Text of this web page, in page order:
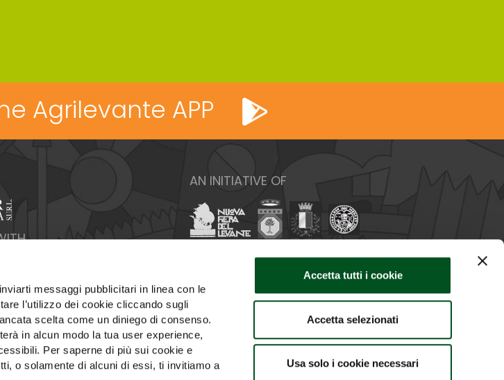
messaggi pubblicitari in linea con le
l’utilizzo dei cookie cliccando sugli
scelta come un diniego di consenso.
in alcun modo la tua user experience,
Per saperne di più sui cookie e
o solamente di alcuni di essi, ti invitiamo a
Accetta tutti i cookie
Accetta selezionati
Usa solo i cookie necessari
Agrilevante APP
AN INITIATIVE OF